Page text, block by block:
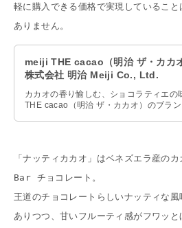
軽に購入できる価格で実現しているこ
ありません。
meiji THE cacao（明治 ザ・カカ
株式会社 明治 Meiji Co., Ltd.
カカオの香り愉しむ、ショコラティエ
THE cacao（明治 ザ・カカオ）のブラン
「ナッティカカオ」はベネズエラ産
Bar チョコレート。
王道のチョコレートらしいナッティな
ありつつ、甘いフルーティ感がフワッ